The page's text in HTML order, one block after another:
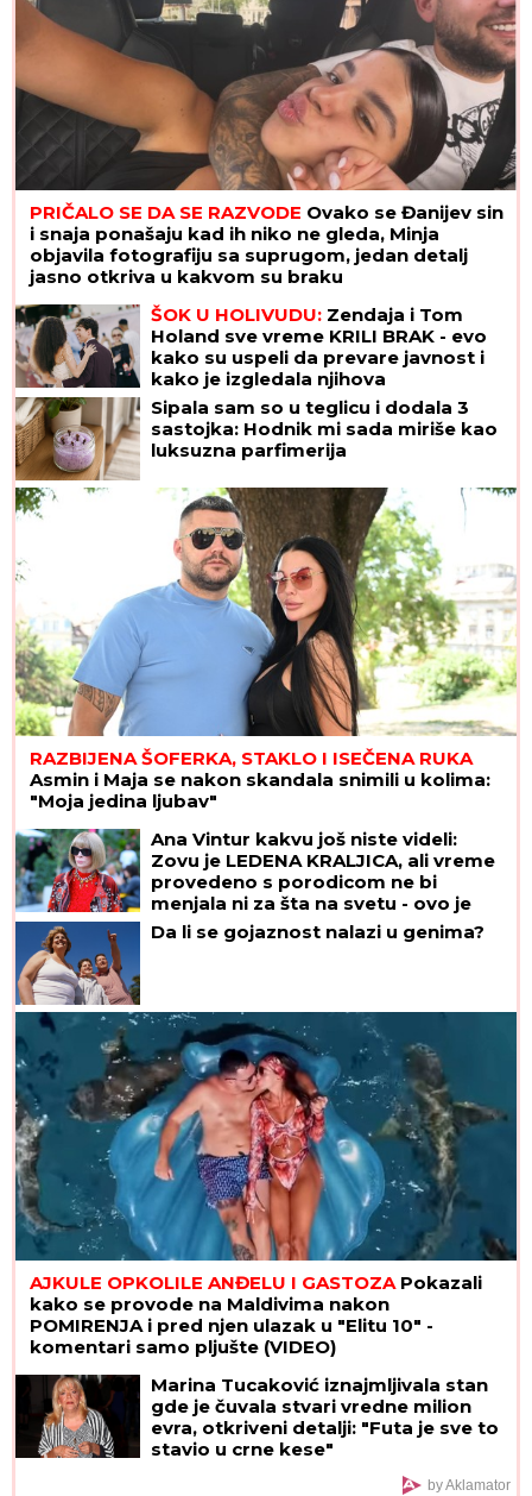
PRIČALO SE DA SE RAZVODE Ovako se Đanijev sin
i snaja ponašaju kad ih niko ne gleda, Minja
objavila fotografiju sa suprugom, jedan detalj
jasno otkriva u kakvom su braku
ŠOK U HOLIVUDU: Zendaja i Tom
Holand sve vreme KRILI BRAK - evo
kako su uspeli da prevare javnost i
kako je izgledala njihova
GLAMUROZNA SVADBA
Sipala sam so u teglicu i dodala 3
sastojka: Hodnik mi sada miriše kao
luksuzna parfimerija
RAZBIJENA ŠOFERKA, STAKLO I ISEČENA RUKA
Asmin i Maja se nakon skandala snimili u kolima:
"Moja jedina ljubav"
Ana Vintur kakvu još niste videli:
Zovu je LEDENA KRALJICA, ali vreme
provedeno s porodicom ne bi
menjala ni za šta na svetu - ovo je
njen UNUK OLIVER
Da li se gojaznost nalazi u genima?
AJKULE OPKOLILE ANĐELU I GASTOZAPokazali
kako se provode na Maldivima nakon
POMIRENJA i pred njen ulazak u "Elitu 10" -
komentari samo pljušte (VIDEO)
Marina Tucaković iznajmljivala stan
gde je čuvala stvari vredne milion
evra, otkriveni detalji: "Futa je sve to
stavio u crne kese"
by Aklamator